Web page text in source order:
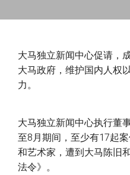
大马独立新闻中心促请，
大马政府，维护国内人权
力。
大马独立新闻中心执行董
至8月期间，至少有17起
和艺术家，遭到大马陈旧
法令》。